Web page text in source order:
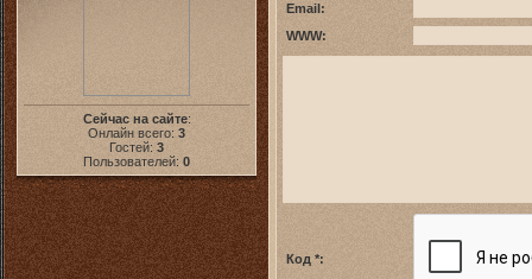
Сейчас на сайте:
Онлайн всего: 3
Гостей: 3
Пользователей: 0
Email:
WWW:
Код *: